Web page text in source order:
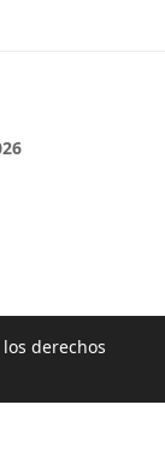
derechos